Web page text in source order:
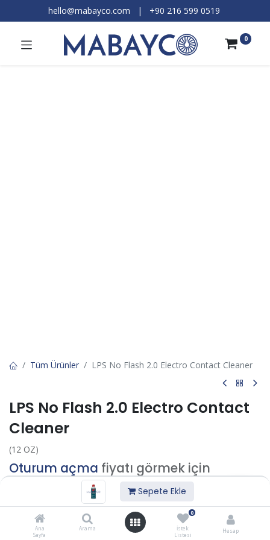
Sepete Ekle
Ana
Sayfa
Arama
0
İstek
Listesi
Hesap
hello@mabayco.com | +90 216 599 0519​
0
Tüm Ürünler LPS No Flash 2.0 Electro Contact Cleaner
LPS No Flash 2.0 Electro Contact
Cleaner
(12 OZ)
Oturum açma fiyatı görmek için
Sepete Ekle
İstek listesine ekle